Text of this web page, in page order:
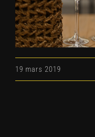
19 mars 2019